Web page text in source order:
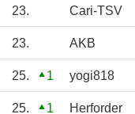
23. Cari-TSV
23. AKB
25. 1 yogi818
25. 1 Herforder